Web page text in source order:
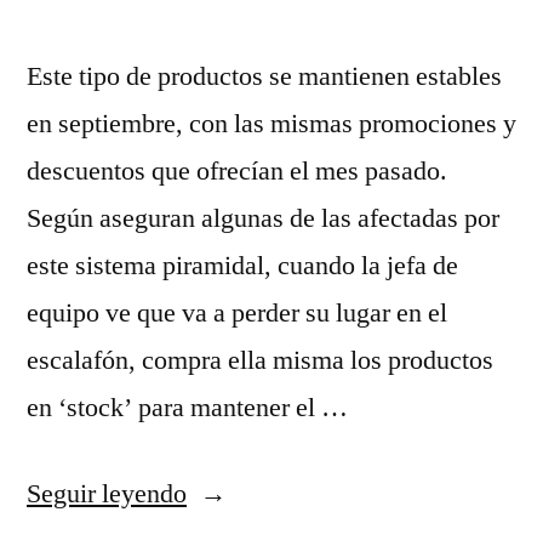
Este tipo de productos se mantienen estables
en septiembre, con las mismas promociones y
descuentos que ofrecían el mes pasado.
Según aseguran algunas de las afectadas por
este sistema piramidal, cuando la jefa de
equipo ve que va a perder su lugar en el
escalafón, compra ella misma los productos
en ‘stock’ para mantener el …
Seguir leyendo«nuevas